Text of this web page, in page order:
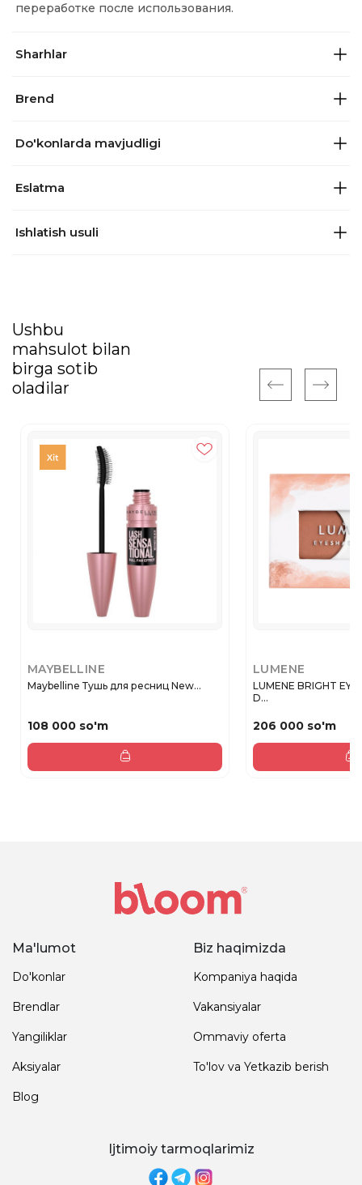
переработке после использования.
Sharhlar
Brend
Do'konlarda mavjudligi
Eslatma
Ishlatish usuli
Ushbu
mahsulot bilan
birga sotib
oladilar
MAYBELLINE
Maybelline Тушь для ресниц New...
108 000 so'm
LUMENE
LUMENE BRIGHT
D...
206 000 so'm
Ma'lumot
Do'konlar
Brendlar
Yangiliklar
Aksiyalar
Blog
Biz haqimizda
Kompaniya haqida
Vakansiyalar
Ommaviy oferta
To'lov va Yetkazib berish
Ijtimoiy tarmoqlarimiz